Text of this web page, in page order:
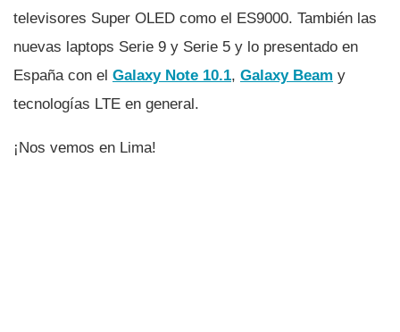
televisores Super OLED como el ES9000. También las
nuevas laptops Serie 9 y Serie 5 y lo presentado en
España con el Galaxy Note 10.1, Galaxy Beam y
tecnologí­as LTE en general.
¡Nos vemos en Lima!